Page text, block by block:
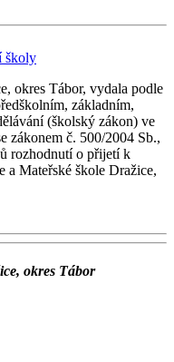
školy
okres Tábor, vydala podle
základním,
(školský zákon) ve
zákonem č. 500/2004 Sb.,
rozhodnutí o přijetí k
a Mateřské škole Dražice,
okres Tábor